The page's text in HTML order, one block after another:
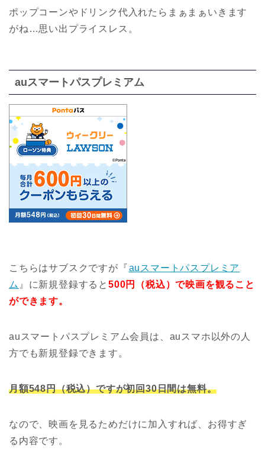
ポップコーンやドリンク代入れたらまぁまぁいきます
がね…思い出プライスレス。
auスマートパスプレミアム
こちらはサブスクですが『auスマートパスプレミア
ム 』に新規登録すると500円（税込）で映画を観ること
ができます。
auスマートパスプレミアム会員は、auスマホ以外の人
方でも新規登録できます。
月額548円（税込）ですが初回30日間は無料。
なので、映画を見るためだけに加入すれば、お得すぎ
る内容です。